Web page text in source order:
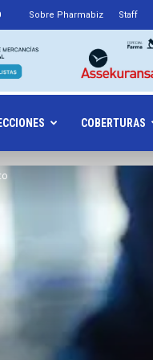
Sobre Pharmabiz Staff
COBERTURAS